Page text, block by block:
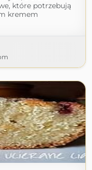
które potrzebują
kremem